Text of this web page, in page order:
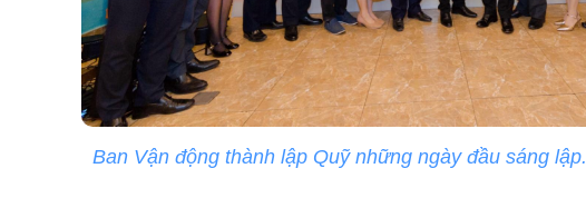
Ban Vận động thành lập Quỹ những ngày đầu sáng lập.